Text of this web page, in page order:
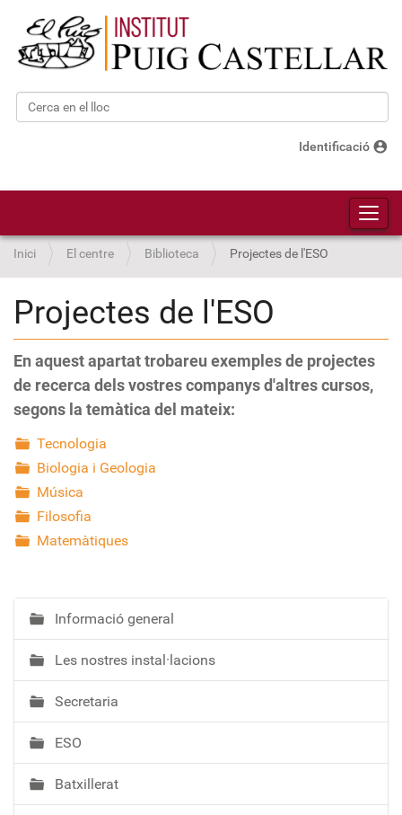
Cerca
Identificació account_circle
Inici El centre Biblioteca Projectes de l'ESO
Projectes de l'ESO
En aquest apartat trobareu exemples de projectes
de recerca dels vostres companys d'altres cursos,
segons la temàtica del mateix:
Tecnologia
Biologia i Geologia
Música
Filosofia
Matemàtiques
N
a
v
e
g
a
c
ó
Informació general
Les nostres instal·lacions
Secretaria
ESO
Batxillerat